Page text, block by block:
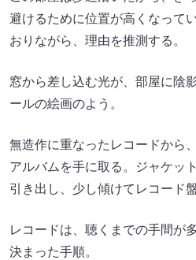
避けるために位置が高くなって
おりながら、理由を推測する。
窓から差し込む光が、部屋に陰
ールの絵画のよう。
無造作に重なったレコードから
アルバムを手に取る。ジャケッ
引き出し、少し傾けてレコード
レコードは、聴くまでの手間が
決まった手順。